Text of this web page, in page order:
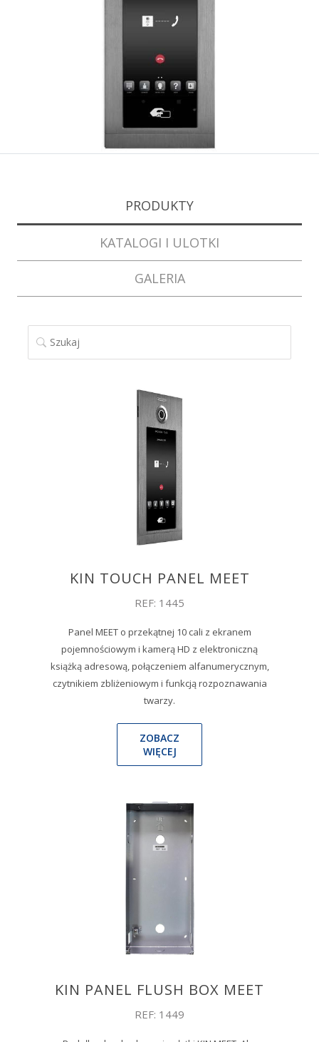
PRODUKTY
KATALOGI I ULOTKI
GALERIA
SZUKAJ
KIN TOUCH PANEL MEET
REF: 1445
Panel MEET o przekątnej 10 cali z ekranem
pojemnościowym i kamerą HD z elektroniczną
książką adresową, połączeniem alfanumerycznym,
czytnikiem zbliżeniowym i funkcją rozpoznawania
twarzy.
ZOBACZ
WIĘCEJ
KIN PANEL FLUSH BOX MEET
REF: 1449